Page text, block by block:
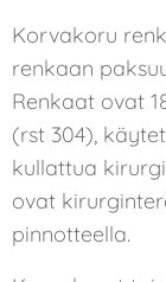
Korvakoru
renkaan
Renkaat ovat
(rst 304),
kullattua
ovat
pinnotteella.